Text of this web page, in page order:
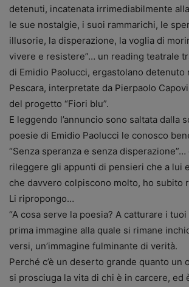
detenuti, incatenata irrimediabilmente
le sue nostalgie, i suoi rammarichi, le
illusorie, la disperazione, la voglia di
vivere e resistere”… un reading teatrale
di Emidio Paolucci, ergastolano detenuto
Pescara, interpretate da Pierpaolo
del progetto “Fiori blu”.
E leggendo l’annuncio sono saltata dalla
poesie di Emidio Paolucci le conosco
“Senza speranza e senza disperazione”…
rileggere gli appunti di pensieri che a lui
che davvero colpiscono molto, ho subito
Li ripropongo…
“A cosa serve la poesia? A catturare i tuoi
prima immagine alla quale si rimane
versi, un’immagine fulminante di verità.
Perché c’è un deserto grande quanto un
si prosciuga la vita di chi è in carcere, ed